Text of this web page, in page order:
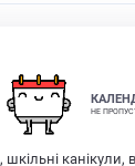
НЕ
канікули,